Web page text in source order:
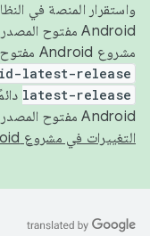
واستقرار المنصة في
مشروع Android مفتوح المصدر والمساهمة فيه، استخدِم
latest-release
latest-release
Android مفتوح المصدر. لمزيد من المعلومات، يُرجى الاطّلاع على
التغييرات في مشروع Android مفتوح المصدر